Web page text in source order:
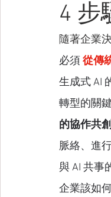
4 步
隨著企業
必須 從傳
生成式 AI
轉型的關
的協作共創
脈絡、進
與 AI 共事
企業該如